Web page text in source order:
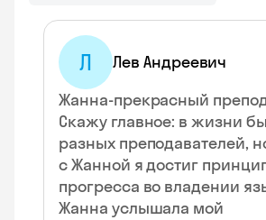
Л Лев Андреевич
Жанна-прекрасный
Скажу главное: в жизни
разных преподавателей,
с Жанной я достиг
прогресса во владении
Жанна услышала мой